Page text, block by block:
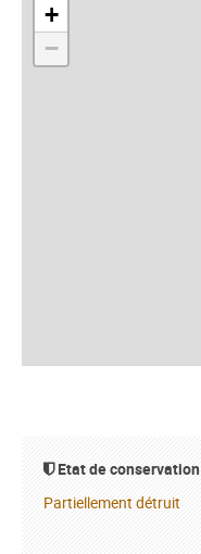
+
−
Etat de conservation
Partiellement détruit